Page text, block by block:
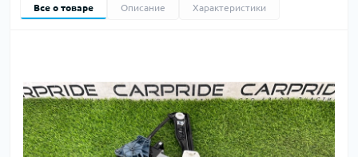
Все о товаре Описание Характеристики